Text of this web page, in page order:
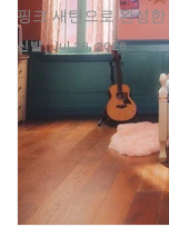
신발
핑크 새틴으로 완성
Jul 28, 2026